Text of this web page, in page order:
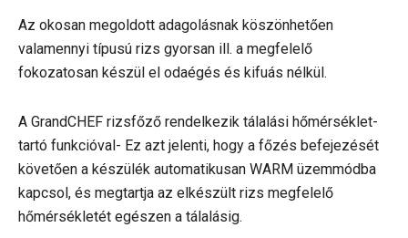
Az okosan megoldott adagolásnak köszönhetően
valamennyi típusú rizs gyorsan ill. a megfelelő
fokozatosan készül el odaégés és kifuás nélkül.
A GrandCHEF rizsfőző rendelkezik tálalási hőmérséklet-
tartó funkcióval- Ez azt jelenti, hogy a főzés befejezését
követően a készülék automatikusan WARM üzemmódba
kapcsol, és megtartja az elkészült rizs megfelelő
hőmérsékletét egészen a tálalásig.